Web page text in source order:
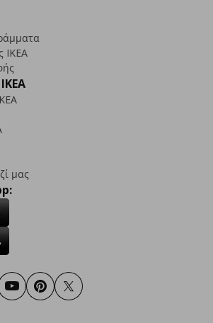
IKEA
μας
YoutubePinterestTwitter